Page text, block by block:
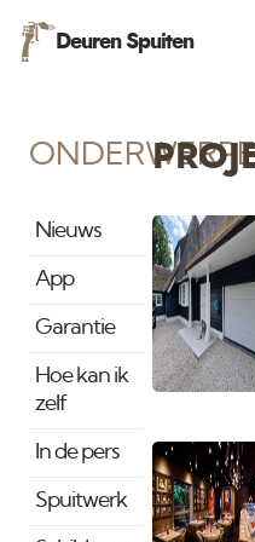
Deuren Spuiten
Nieuws
App
Garantie
Hoe kan ik
zelf
In de pers
Spuitwerk